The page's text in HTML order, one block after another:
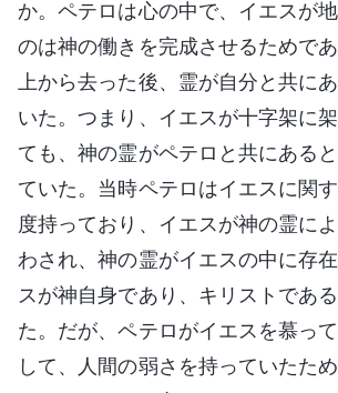
か。ペテロは心の中で、イエスが
のは神の働きを完成させるためで
上から去った後、霊が自分と共に
いた。つまり、イエスが十字架に
ても、神の霊がペテロと共にある
ていた。当時ペテロはイエスに関
度持っており、イエスが神の霊に
わされ、神の霊がイエスの中に存
スが神自身であり、キリストであ
た。だが、ペテロがイエスを慕っ
して、人間の弱さを持っていたた